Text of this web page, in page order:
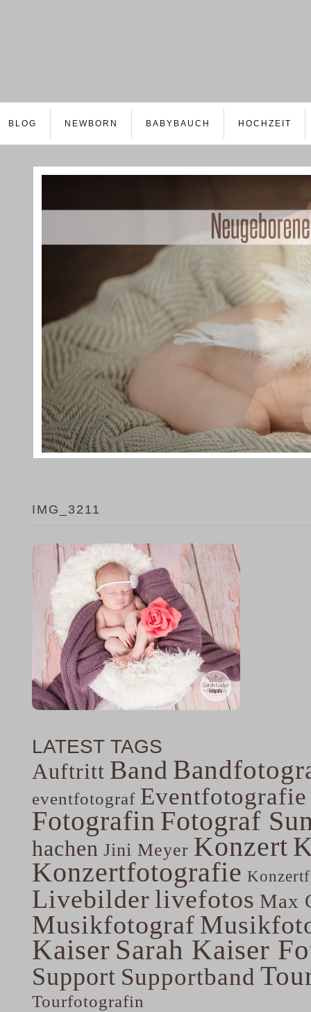
BLOG NEWBORN BABYBAUCH HOCHZEIT
IMG_3211
LATEST TAGS
Auftritt Band
eventfotograf Eventfotografie
Fotografin Fotograf
hachen Jini Meyer Konzert
Konzertfotografie
Livebilderlivefotos Max
Musikfotograf
Kaiser Sarah Kaiser
Support Supportband
Tourfotografin